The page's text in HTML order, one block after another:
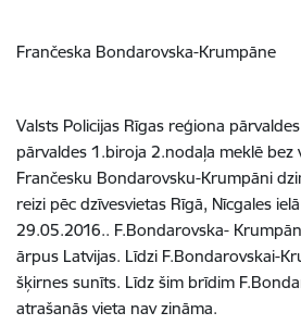
Frančeska Bondarovska-Krumpāne
Valsts Policijas Rīgas reģiona
pārvaldes 1.biroja 2.nodaļa meklē bez
Frančesku Bondarovsku-Krumpāni
reizi pēc dzīvesvietas Rīgā, Nīcgales
29.05.2016.. F.Bondarovska-
ārpus Latvijas. Līdzi F.Bondarovskai-
šķirnes sunīts. Līdz šim brīdim
atrašanās vieta nav zināma.